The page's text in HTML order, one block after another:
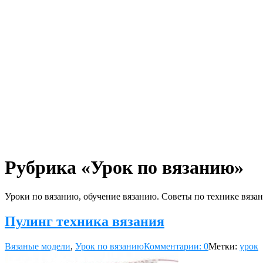
Рубрика «Урок по вязанию»
Уроки по вязанию, обучение вязанию. Советы по технике
Пулинг техника вязания
Вязаные модели, Урок по вязаниюКомментарии: 0Метки: урок